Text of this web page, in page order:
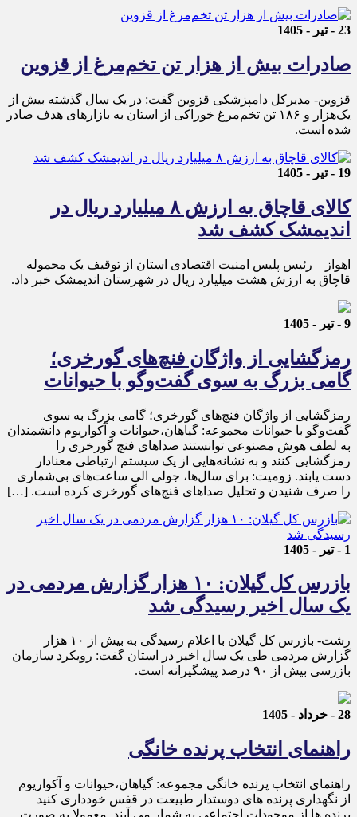
23 - تیر - 1405
صادرات بیش از هزار تن تخم‌مرغ از قزوین
قزوین- مدیرکل دامپزشکی قزوین گفت: در یک سال گذشته بیش از
یک‌هزار و ۱۸۶ تن تخم‌مرغ خوراکی از استان به بازارهای هدف صادر
شده است.
19 - تیر - 1405
کالای قاچاق به ارزش ۸ میلیارد ریال در
اندیمشک کشف شد
اهواز – رئیس پلیس امنیت اقتصادی استان از توقیف یک محموله
قاچاق به ارزش هشت میلیارد ریال در شهرستان اندیمشک خبر داد.
9 - تیر - 1405
رمزگشایی از واژگان فنچ‌های گورخری؛
گامی بزرگ به سوی گفت‌وگو با حیوانات
رمزگشایی از واژگان فنچ‌های گورخری؛ گامی بزرگ به سوی
گفت‌وگو با حیوانات مجموعه: گیاهان،حیوانات و آکواریوم دانشمندان
به لطف هوش مصنوعی توانستند صداهای فنچ گورخری را
رمزگشایی کنند و به نشانه‌هایی از یک سیستم ارتباطی معنادار
دست یابند. زومیت: برای سال‌ها، جولی الی ساعت‌های بی‌شماری
را صرف شنیدن و تحلیل صداهای فنچ‌های گورخری کرده است. […]
1 - تیر - 1405
بازرس کل گیلان: ۱۰ هزار گزارش مردمی در
یک سال اخیر رسیدگی شد
رشت- بازرس کل گیلان با اعلام رسیدگی به بیش از ۱۰ هزار
گزارش مردمی طی یک سال اخیر در استان گفت: رویکرد سازمان
بازرسی بیش از ۹۰ درصد پیشگیرانه است.
28 - خرداد - 1405
راهنمای انتخاب پرنده خانگی
راهنمای انتخاب پرنده خانگی مجموعه: گیاهان،حیوانات و آکواریوم
از نگهداری پرنده های دوستدار طبیعت در قفس خودداری کنید